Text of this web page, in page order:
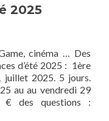
2025
cinéma … Des
d’été 2025 : 1ère
juillet 2025. 5 jours.
au au vendredi 29
des questions :